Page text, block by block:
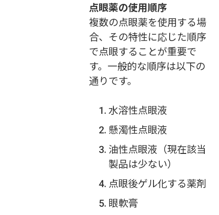
点眼薬の使用順序
複数の点眼薬を使用する場
合、その特性に応じた順序
で点眼することが重要で
す。一般的な順序は以下の
通りです。
水溶性点眼液
懸濁性点眼液
油性点眼液（現在該当
製品は少ない）
点眼後ゲル化する薬剤
眼軟膏